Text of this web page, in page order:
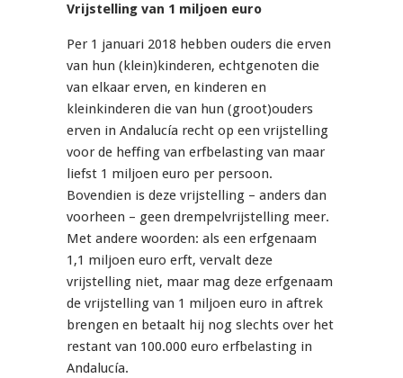
Vrijstelling van 1 miljoen euro
Per 1 januari 2018 hebben ouders die erven
van hun (klein)kinderen, echtgenoten die
van elkaar erven, en kinderen en
kleinkinderen die van hun (groot)ouders
erven in Andalucía recht op een vrijstelling
voor de heffing van erfbelasting van maar
liefst 1 miljoen euro per persoon.
Bovendien is deze vrijstelling – anders dan
voorheen – geen drempelvrijstelling meer.
Met andere woorden: als een erfgenaam
1,1 miljoen euro erft, vervalt deze
vrijstelling niet, maar mag deze erfgenaam
de vrijstelling van 1 miljoen euro in aftrek
brengen en betaalt hij nog slechts over het
restant van 100.000 euro erfbelasting in
Andalucía.